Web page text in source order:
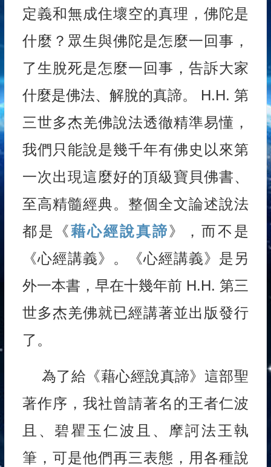
定義和無成住壞空的真理，佛陀是
什麼？眾生與佛陀是怎麼一回事，
了生脫死是怎麼一回事，告訴大家
什麼是佛法、解脫的真諦。 H.H. 第
三世多杰羌佛說法透徹精準易懂，
我們只能說是幾千年有佛史以來第
一次出現這麼好的頂級寶貝佛書、
至高精髓經典。整個全文論述說法
都是《藉心經說真諦》，而不是
《心經講義》。《心經講義》是另
外一本書，早在十幾年前 H.H. 第三
世多杰羌佛就已經講著並出版發行
了。
為了給《藉心經說真諦》這部聖
著作序，我社曾請著名的王者仁波
且、碧瞿玉仁波且、摩訶法王執
筆，可是他們再三表態，用各種說